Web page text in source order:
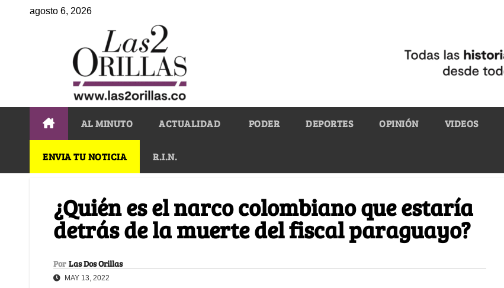
agosto 6, 2026
AL MINUTO ACTUALIDAD PODER DEPORTES OPINIÓN VIDEOS
ENVIA TU NOTICIA R.I.N.
¿Quién es el narco colombiano que estaría
detrás de la muerte del fiscal paraguayo?
Por Las Dos Orillas
MAY 13, 2022